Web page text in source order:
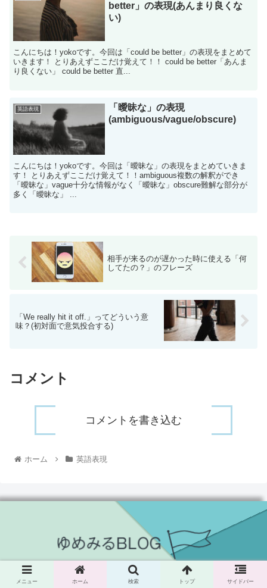
better」の表現(あんまり良くな
い)
こんにちは！yokoです。今回は「could be better」の表現をまとめて
いきます！ とりあえずここだけ覚えて！！ could be better「あんま
り良くない」 could be better 直...
英語表現
「曖昧な」の表現
(ambiguous/vague/obscure)
こんにちは！yokoです。今回は「曖昧な」の表現をまとめていきま
す！ とりあえずここだけ覚えて！！ambiguous複数の解釈ができ
「曖昧な」vague十分な情報がなく「曖昧な」obscure難解な部分が
多く「曖昧な」 ...
相手が来るのが遅かった時に使える「何
してたの？」のフレーズ
「We really hit it off.」ってどういう意
味？(初対面で意気投合する)
コメント
コメントを書き込む
ホーム 英語表現
© 2021 yumemiru-blog.
メニュー ホーム 検索 トップ サイドバー